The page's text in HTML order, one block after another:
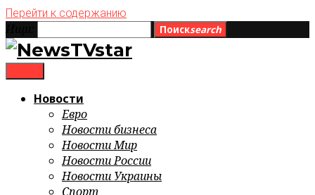
Перейти к содержанию
Поискsearch
Новости
Евро
Новости бизнеса
Новости Мир
Новости России
Новости Украины
Спорт